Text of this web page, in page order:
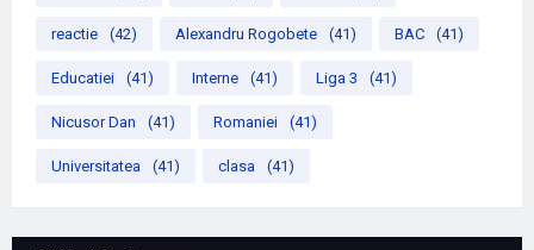
reactie (42) Alexandru Rogobete (41) BAC (41)
Educatiei (41) Interne (41) Liga 3 (41)
Nicusor Dan (41) Romaniei (41)
Universitatea (41) clasa (41)